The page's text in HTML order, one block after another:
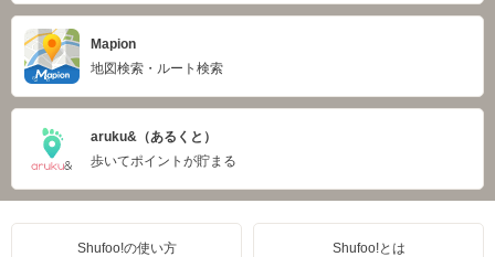
Mapion
地図検索・ルート検索
aruku&（あるくと）
歩いてポイントが貯まる
Shufoo!の使い方 Shufoo!とは